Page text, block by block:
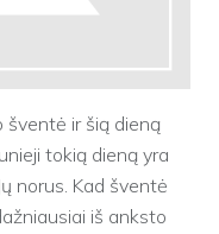
šventė ir šią dieną
tokią dieną yra
norus. Kad šventė
iš anksto